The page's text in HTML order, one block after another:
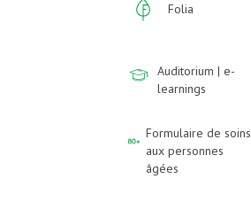
Folia
Auditorium | e-
learnings
Formulaire de soins
aux personnes
âgées